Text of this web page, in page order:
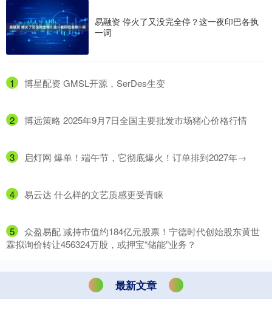
易融资 停火了又没完全停？这一夜印巴各执
一词
1 ​博星配资 GMSL开源，SerDes生变
2 ​博远策略 2025年9月7日全国主要批发市场猪心价格行情
3 ​启灯网 爆单！端午节，它彻底爆火！订单排到2027年→
4 ​易云达 什么样的文艺质感更受青睐
5
​众盈易配 减持市值约184亿元股票！宁德时代创始股东黄世
霖拟询价转让456324万股，或押宝“储能”业务？
最新文章